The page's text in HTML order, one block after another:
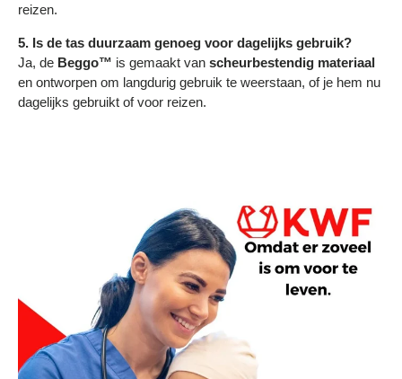
reizen.
5. Is de tas duurzaam genoeg voor dagelijks gebruik?
Ja, de Beggo™ is gemaakt van scheurbestendig materiaal
en ontworpen om langdurig gebruik te weerstaan, of je hem nu
dagelijks gebruikt of voor reizen.